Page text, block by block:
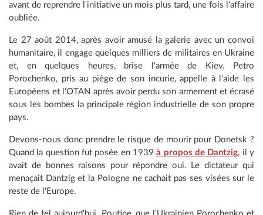
avant de reprendre l'initiative un mois plus tard, une fois l'affaire
oubliée.
Le 27 août 2014, après avoir amusé la galerie avec un convoi
humanitaire, il engage quelques milliers de militaires en Ukraine
et, en quelques heures, brise l'armée de Kiev. Petro
Porochenko, pris au piège de son incurie, appelle à l'aide les
Européens et l'OTAN après avoir perdu son armement et écrasé
sous les bombes la principale région industrielle de son propre
pays.
Devons-nous donc prendre le risque de mourir pour Donetsk ?
Quand la question fut posée en 1939à propos de Dantzig, il y
avait de bonnes raisons pour répondre oui. Le dictateur qui
menaçait Dantzig et la Pologne ne cachait pas ses visées sur le
reste de l'Europe.